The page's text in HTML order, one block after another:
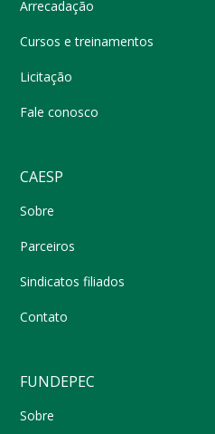
Arrecadação
Cursos e treinamentos
Licitação
Fale conosco
CAESP
Sobre
Parceiros
Sindicatos filiados
Contato
FUNDEPEC
Sobre